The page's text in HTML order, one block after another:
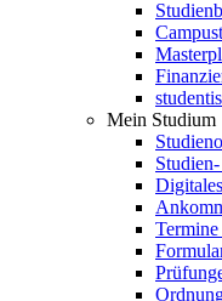
Mein Studium